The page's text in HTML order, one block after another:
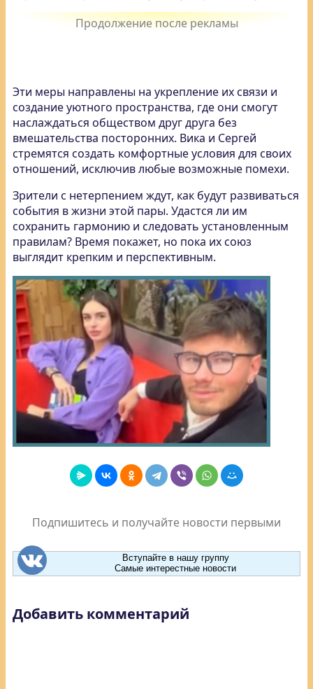
Эти меры направлены на укрепление их связи и
создание уютного пространства, где они смогут
наслаждаться обществом друг друга без
вмешательства посторонних. Вика и Сергей
стремятся создать комфортные условия для своих
отношений, исключив любые возможные помехи.
Зрители с нетерпением ждут, как будут развиваться
события в жизни этой пары. Удастся ли им
сохранить гармонию и следовать установленным
правилам? Время покажет, но пока их союз
выглядит крепким и перспективным.
Подпишитесь и получайте новости первыми
Вступайте в нашу группу
Самые интерестные новости
Добавить комментарий